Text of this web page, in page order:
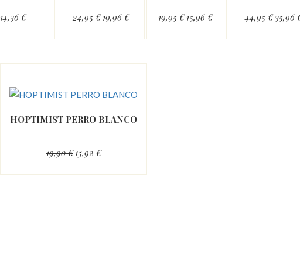
14,36 € 24,95 € 19,96 € 19,95 € 15,96 € 44,95 € 35,96
HOPTIMIST PERRO BLANCO
19,90 € 15,92 €